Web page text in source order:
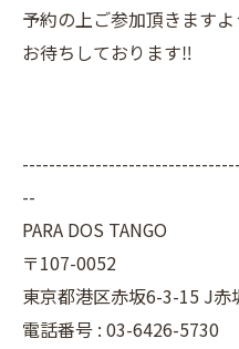
予約の上ご参加頂きますよ
お待ちしております‼️
--
PARA DOS TANGO
〒107-0052
東京都港区赤坂6-3-15 J赤
電話番号 : 03-6426-5730